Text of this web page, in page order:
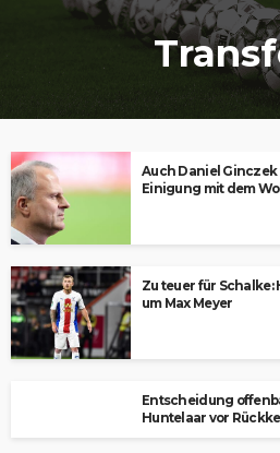
Auch Daniel Ginczek
Einigung mit dem
Zu teuer für
um Max Meyer
Entscheidung
Huntelaar vor